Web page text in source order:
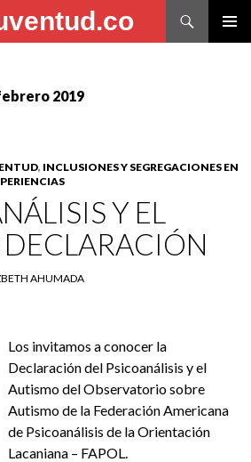
2019
, INCLUSIONES Y SEGREGACIONES EN
Y EL
AHUMADA
Los invitamos a conocer la
Declaración del Psicoanálisis y el
Autismo del Observatorio sobre
Autismo de la Federación Americana
de Psicoanálisis de la Orientación
Lacaniana – FAPOL.